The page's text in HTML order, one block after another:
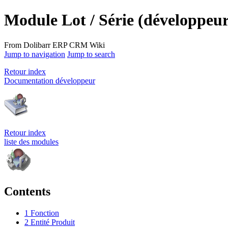
Module Lot / Série
From Dolibarr ERP CRM Wiki
Jump to navigation Jump to search
Retour index
Documentation développeur
Retour index
liste des modules
Contents
1 Fonction
2 Entité Produit